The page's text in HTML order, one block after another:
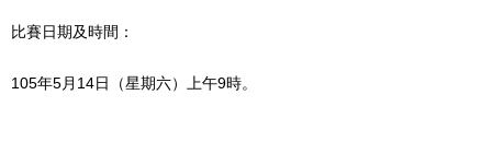
比賽日期及時間：
105年5月14日（星期六）上午9時。